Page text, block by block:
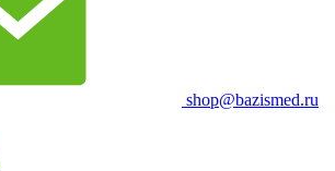
shop@bazismed.ru